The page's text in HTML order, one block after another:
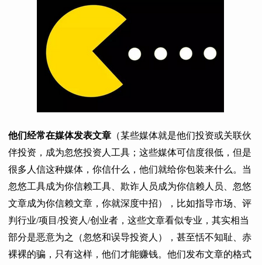
他们经常在媒体发表文章 （某些媒体就是他们投资或关联伙
伴投资，成为忽悠投资人工具；这些媒体可信度很低，但是
很多人信这种媒体，你信什么，他们就给你包装来什么。当
忽悠工具成为你信赖工具、欺诈人员成为你信赖人员、忽悠
文章成为你信赖文章，你就深度中招），比如指导市场、评
判行业/项目/投资人/创业者，这些文章看似专业，其实相当
部分是恶意为之（忽悠和误导投资人），甚至恬不知耻、赤
裸裸的骗，只有这样，他们才能赚钱。他们发布文章的格式